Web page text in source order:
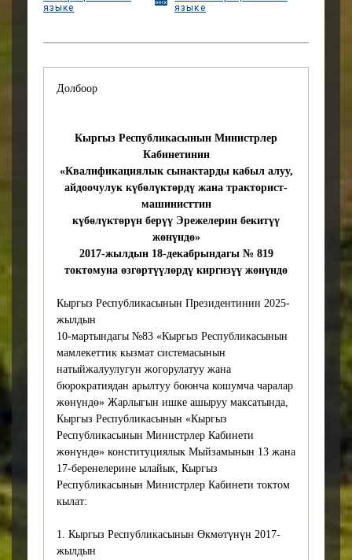
удостоверений, а также
тракториста-машиниста.
2. Описательная часть
Внесение изменений в
постановление
Правительства
Кыргызской Республики от
18 декабря 2017 года № 819
обусловлено тем, что в
настоящее время в
Кыргызской Республике
исключению требований
документов не
работающим и не
отвечающим современным
требованиям.
Данным проектом
предлагается исключить
предоставление личной
карточки водителя и
личной карточки
тракториста-машиниста
автоматизированную
языке
языке
Долбоор
Кыргыз Республикасынын Министрлер
Кабинетинин
«Квалификациялык сынактарды кабыл алуу,
айдоочулук күбөлүктөрдү жана тракторист-
машинисттин
күбөлүктөрүн берүү Эрежелерин бекитүү
жөнүндө»
2017-жылдын 18-декабрындагы № 819
токтомуна өзгөртүүлөрдү киргизүү жөнүндө
Кыргыз Республикасынын Президентинин 2025-
жылдын
10-мартындагы №83 «Кыргыз Республикасынын
мамлекеттик кызмат системасынын
натыйжалуулугун жогорулатуу жана
бюрократиядан арылтуу боюнча кошумча чаралар
жөнүндө» Жарлыгын ишке ашыруу максатында,
Кыргыз Республикасынын «Кыргыз
Республикасынын Министрлер Кабинети
жөнүндө» конституциялык Мыйзамынын 13 жана
17-беренелерине ылайык, Кыргыз
Республикасынын Министрлер Кабинети токтом
кылат:
1. Кыргыз Республикасынын Өкмөтүнүн 2017-
жылдын